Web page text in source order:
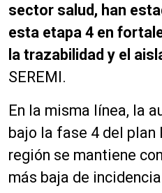
sector salud, han
esta etapa 4 en
la trazabilidad y el
SEREMI.
En la misma línea, la
bajo la fase 4 del plan
región se mantiene
más baja de